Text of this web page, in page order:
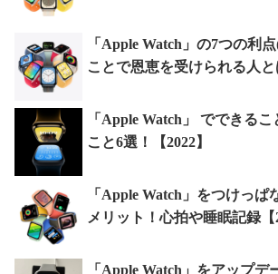
「Apple Watch」の7つの利
ことで恩恵を受けられる人と
「Apple Watch」 でできる
こと6選！【2022】
「Apple Watch」をつけっぱ
メリット！心拍や睡眠記録【
「Apple Watch」をアップデ